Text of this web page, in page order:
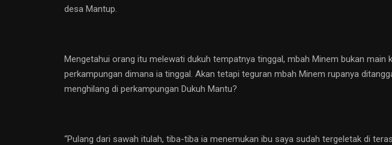
desa Mantup.
Mengetahui orang itu melewati dukuh tempatnya tinggal, mbah Minem bukan
perkampungan dimana ia tinggal. Akan tetapi teguran mbah Minem rupanya
menghilang di perkampungan Dukuh Mantu?
“Pulang dari sawah itulah, tiba-tiba ia menemukan ibu saya sudah tergeletak di